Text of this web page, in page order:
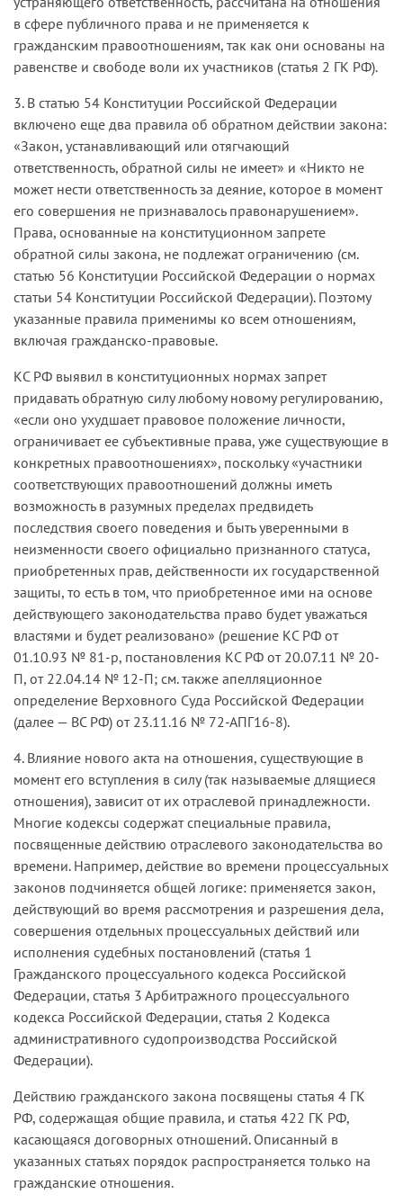
в сфере публичного права и не применяется к
гражданским правоотношениям, так как они основаны на
равенстве и свободе воли их участников (статья 2 ГК РФ).
3. В статью 54 Конституции Российской Федерации
включено еще два правила об обратном действии закона:
«Закон, устанавливающий или отягчающий
ответственность, обратной силы не имеет» и «Никто не
может нести ответственность за деяние, которое в момент
его совершения не признавалось правонарушением».
Права, основанные на конституционном запрете
обратной силы закона, не подлежат ограничению (см.
статью 56 Конституции Российской Федерации о нормах
статьи 54 Конституции Российской Федерации). Поэтому
указанные правила применимы ко всем отношениям,
включая гражданско-правовые.
КС РФ выявил в конституционных нормах запрет
придавать обратную силу любому новому регулированию,
«если оно ухудшает правовое положение личности,
ограничивает ее субъективные права, уже существующие в
конкретных правоотношениях», поскольку «участники
соответствующих правоотношений должны иметь
возможность в разумных пределах предвидеть
последствия своего поведения и быть уверенными в
неизменности своего официально признанного статуса,
приобретенных прав, действенности их государственной
защиты, то есть в том, что приобретенное ими на основе
действующего законодательства право будет уважаться
властями и будет реализовано» (решение КС РФ от
01.10.93 № 81-р, постановления КС РФ от 20.07.11 № 20-
П, от 22.04.14 № 12-П; см. также апелляционное
определение Верховного Суда Российской Федерации
(далее — ВС РФ) от 23.11.16 № 72-АПГ16-8).
4. Влияние нового акта на отношения, существующие в
момент его вступления в силу (так называемые длящиеся
отношения), зависит от их отраслевой принадлежности.
Многие кодексы содержат специальные правила,
посвященные действию отраслевого законодательства во
времени. Например, действие во времени процессуальных
законов подчиняется общей логике: применяется закон,
действующий во время рассмотрения и разрешения дела,
совершения отдельных процессуальных действий или
исполнения судебных постановлений (статья 1
Гражданского процессуального кодекса Российской
Федерации, статья 3 Арбитражного процессуального
кодекса Российской Федерации, статья 2 Кодекса
административного судопроизводства Российской
Федерации).
Действию гражданского закона посвящены статья 4 ГК
РФ, содержащая общие правила, и статья 422 ГК РФ,
касающаяся договорных отношений. Описанный в
указанных статьях порядок распространяется только на
гражданские отношения.